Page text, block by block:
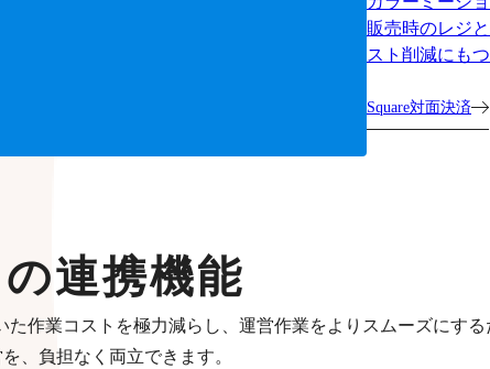
販売時のレジ
スト削減にも
Square対面決済
連携機能
作業コストを極力減らし、運営作業をよりスムーズにする
、負担なく両立できます。